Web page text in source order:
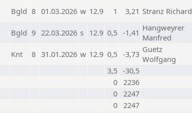
Bgld 8 01.03.2026 w 12.9 1 3,21 Stranz Richard
Bgld 9 22.03.2026 s 12.9 0,5 -1,41 Hangweyrer
Manfred
Knt 8 31.01.2026 w 12.9 0,5 -3,73 Guetz
Wolfgang
3,5 -30,5
0 2236
0 2247
0 2247